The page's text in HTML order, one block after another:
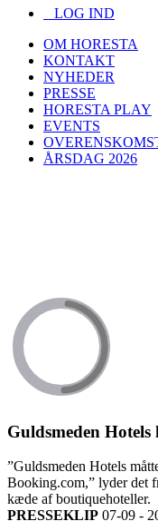
LOG IND
OM HORESTA
KONTAKT
NYHEDER
PRESSE
HORESTA PLAY
EVENTS
ÅRSDAG 2026
Guldsmeden
”Guldsmeden Hotels
Booking.com,” lyder det
kæde af boutiquehoteller.
PRESSEKLIP 07-09 -